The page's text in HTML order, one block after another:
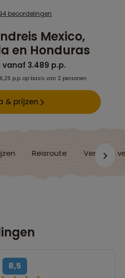
beoordelingen
Mexico,
en Honduras
vanaf 3.489 p.p.
p.p. op basis van 2 personen
& prijzen
Reisroute Verblijf &
8,5